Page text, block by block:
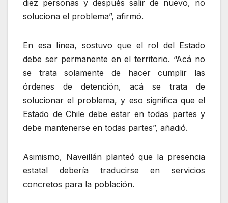
diez personas y después salir de nuevo, no
soluciona el problema”, afirmó.
En esa línea, sostuvo que el rol del Estado
debe ser permanente en el territorio. “Acá no
se trata solamente de hacer cumplir las
órdenes de detención, acá se trata de
solucionar el problema, y eso significa que el
Estado de Chile debe estar en todas partes y
debe mantenerse en todas partes”, añadió.
Asimismo, Naveillán planteó que la presencia
estatal debería traducirse en servicios
concretos para la población.